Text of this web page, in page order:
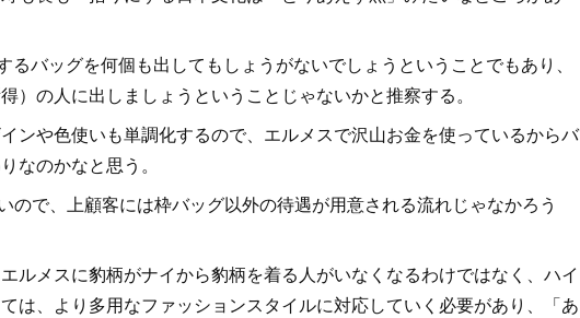
バッグを何個も出してもしょうがないでしょうということでもあり、
）の人に出しましょうということじゃないかと推察する。
ンや色使いも単調化するので、エルメスで沢山お金を使っているからバ
なのかなと思う。
ので、上顧客には枠バッグ以外の待遇が用意される流れじゃなかろう
ルメスに豹柄がナイから豹柄を着る人がいなくなるわけではなく、ハイ
は、より多用なファッションスタイルに対応していく必要があり、「あ